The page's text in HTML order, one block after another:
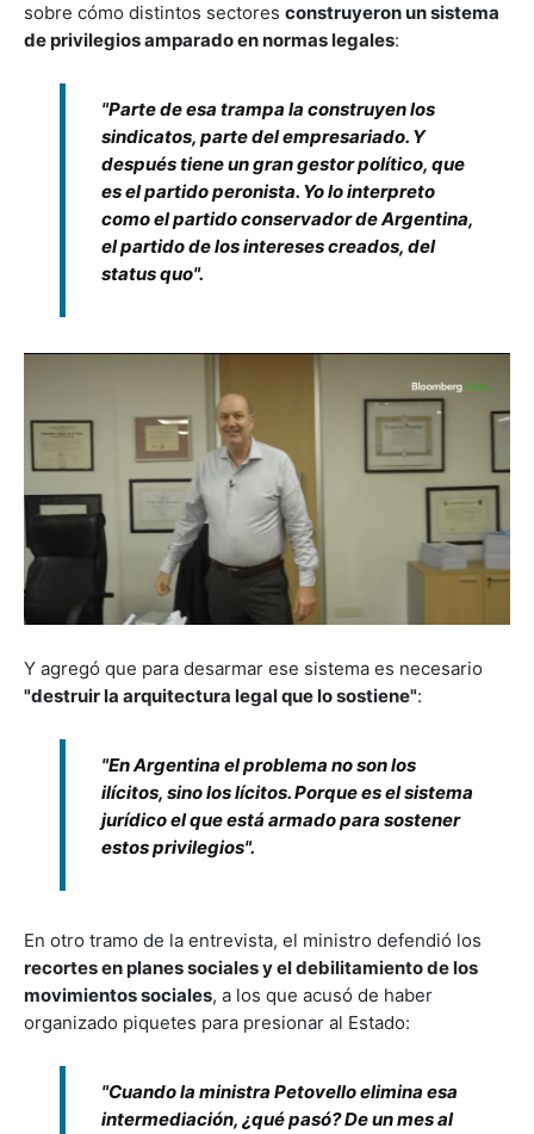
sobre cómo distintos sectores construyeron un sistema
de privilegios amparado en normas legales:
"Parte de esa trampa la construyen los
sindicatos, parte del empresariado. Y
después tiene un gran gestor político, que
es el partido peronista. Yo lo interpreto
como el partido conservador de Argentina,
el partido de los intereses creados, del
status quo".
Y agregó que para desarmar ese sistema es necesario
"destruir la arquitectura legal que lo sostiene":
"En Argentina el problema no son los
ilícitos, sino los lícitos. Porque es el sistema
jurídico el que está armado para sostener
estos privilegios".
En otro tramo de la entrevista, el ministro defendió los
recortes en planes sociales y el debilitamiento de los
movimientos sociales, a los que acusó de haber
organizado piquetes para presionar al Estado:
"Cuando la ministra Petovello elimina esa
intermediación, ¿qué pasó? De un mes al